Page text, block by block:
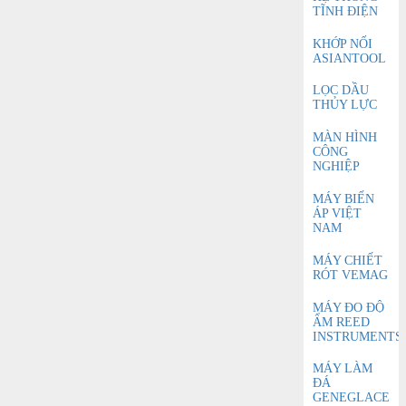
TĨNH ĐIỆN
KHỚP NỐI
ASIANTOOL
LỌC DẦU
THỦY LỰC
MÀN HÌNH
CÔNG
NGHIỆP
MÁY BIẾN
ÁP VIỆT
NAM
MÁY CHIẾT
RÓT VEMAG
MÁY ĐO ĐỘ
ẨM REED
INSTRUMENTS
MÁY LÀM
ĐÁ
GENEGLACE